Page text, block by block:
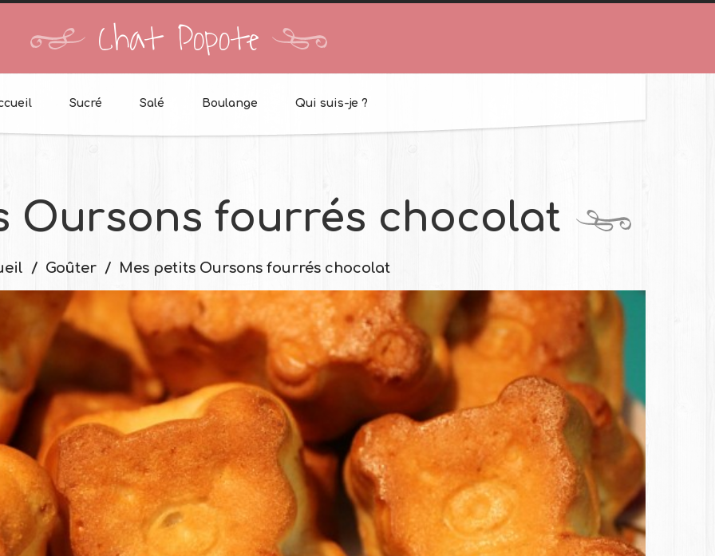
Chat Popote
Sucré Salé Boulange Qui suis-je ?
Oursons fourrés chocolat
Goûter Mes petits Oursons fourrés chocolat